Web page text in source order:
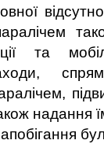
та
надання